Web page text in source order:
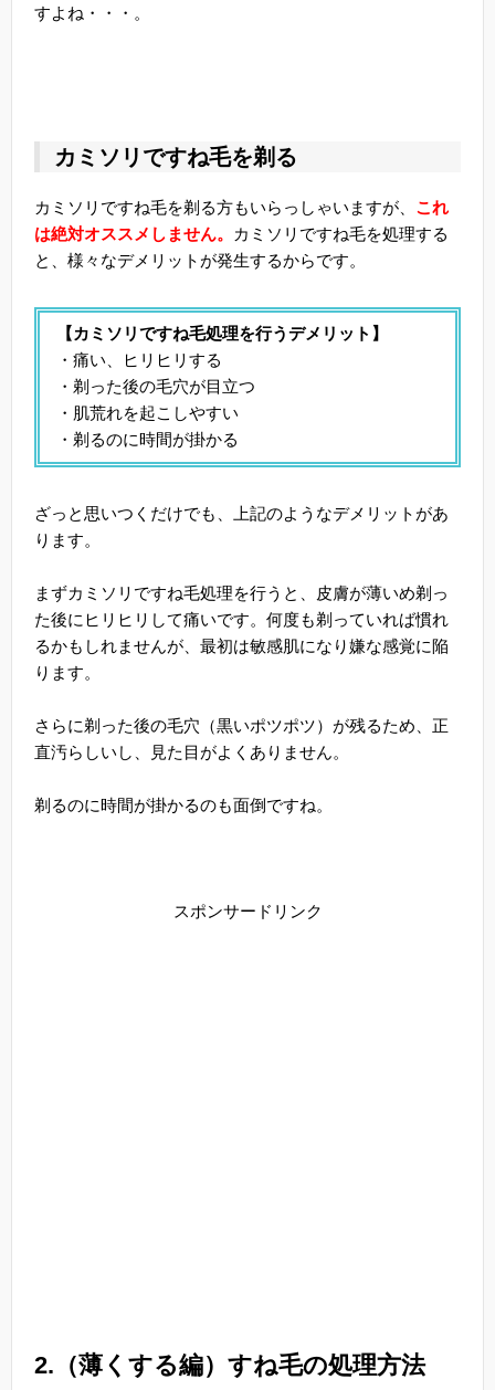
すよね・・・。
カミソリですね毛を剃る
カミソリですね毛を剃る方もいらっしゃいますが、 これ
は絶対オススメしません。
カミソリですね毛を処理する
と、様々なデメリットが発生するからです。
【カミソリですね毛処理を行うデメリット】
・痛い、ヒリヒリする
・剃った後の毛穴が目立つ
・肌荒れを起こしやすい
・剃るのに時間が掛かる
ざっと思いつくだけでも、上記のようなデメリットがあ
ります。
まずカミソリですね毛処理を行うと、皮膚が薄いめ剃っ
た後にヒリヒリして痛いです。何度も剃っていれば慣れ
るかもしれませんが、最初は敏感肌になり嫌な感覚に陥
ります。
さらに剃った後の毛穴（黒いポツポツ）が残るため、正
直汚らしいし、見た目がよくありません。
剃るのに時間が掛かるのも面倒ですね。
スポンサードリンク
2.（薄くする編）すね毛の処理方法